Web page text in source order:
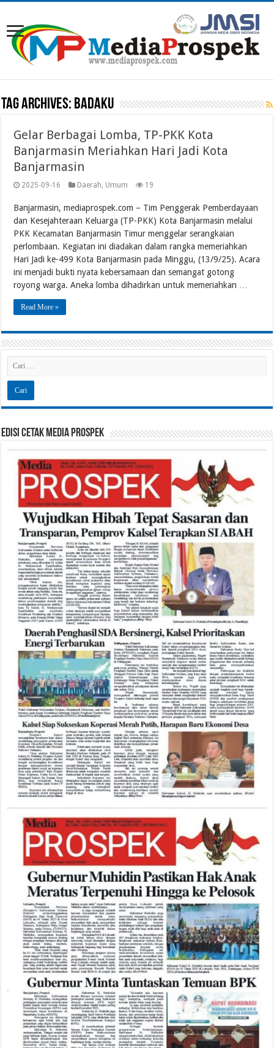
Tag Archives: BADAKU
Gelar Berbagai Lomba, TP-PKK Kota
Banjarmasin Meriahkan Hari Jadi Kota
Banjarmasin
2025-09-16 Daerah, Umum 19
Banjarmasin, mediaprospek.com – Tim Penggerak Pemberdayaan
dan Kesejahteraan Keluarga (TP-PKK) Kota Banjarmasin melalui
PKK Kecamatan Banjarmasin Timur menggelar serangkaian
perlombaan. Kegiatan ini diadakan dalam rangka memeriahkan
Hari Jadi ke-499 Kota Banjarmasin pada Minggu, (13/9/25). Acara
ini menjadi bukti nyata kebersamaan dan semangat gotong
royong warga. Aneka lomba dihadirkan untuk memeriahkan …
Read More »
Edisi Cetak Media Prospek